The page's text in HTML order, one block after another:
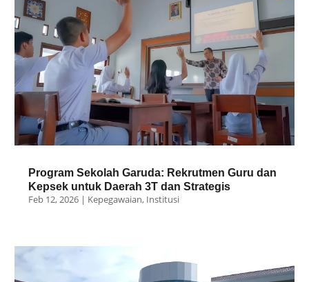
Program Sekolah Garuda: Rekrutmen Guru dan
Kepsek untuk Daerah 3T dan Strategis
Feb 12, 2026 | Kepegawaian, Institusi